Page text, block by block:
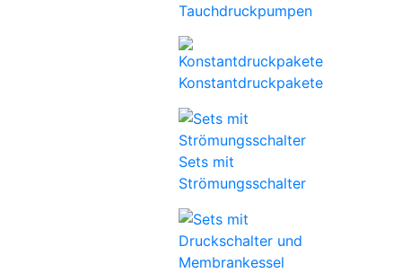
Tauchdruckpumpen
Konstantdruckpakete
Sets mit
Strömungsschalter